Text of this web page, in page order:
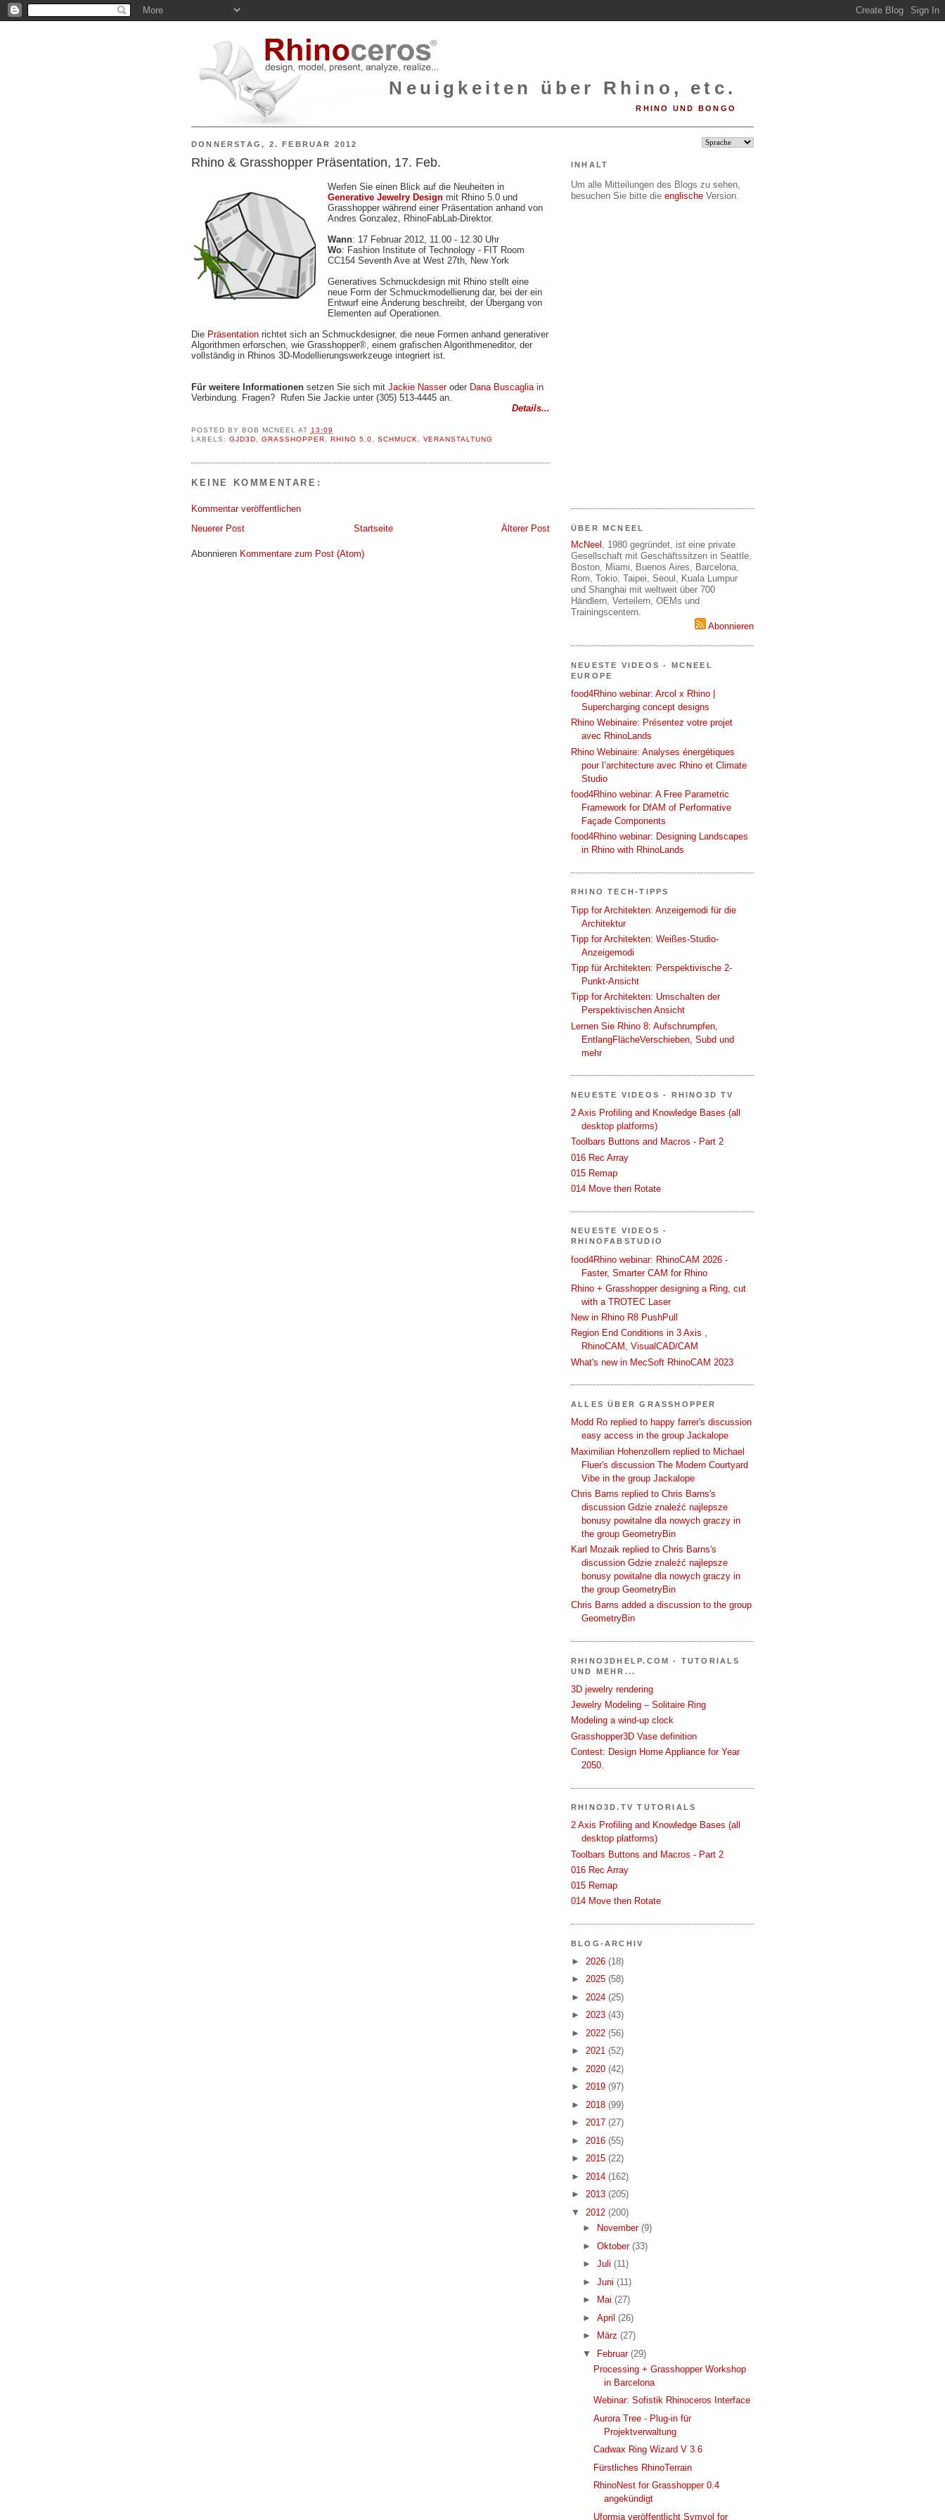
Neuigkeiten über Rhino, etc.
RHINO UND BONGO
DONNERSTAG, 2. FEBRUAR 2012
Rhino & Grasshopper Präsentation, 17. Feb.
Werfen Sie einen Blick auf die Neuheiten in
Generative Jewelry Design mit Rhino 5.0 und
Grasshopper während einer Präsentation anhand von
Andres Gonzalez, RhinoFabLab-Direktor.
Wann: 17 Februar 2012, 11.00 - 12.30 Uhr
Wo: Fashion Institute of Technology - FIT Room
CC154 Seventh Ave at West 27th, New York
Generatives Schmuckdesign mit Rhino stellt eine
neue Form der Schmuckmodellierung dar, bei der ein
Entwurf eine Änderung beschreibt, der Übergang von
Elementen auf Operationen.
Die Präsentation richtet sich an Schmuckdesigner, die neue Formen anhand generativer
Algorithmen erforschen, wie Grasshopper®, einem grafischen Algorithmeneditor, der
vollständig in Rhinos 3D-Modellierungswerkzeuge integriert ist.
Für weitere Informationen setzen Sie sich mit Jackie Nasseroder Dana Buscaglia in
Verbindung. Fragen? Rufen Sie Jackie unter (305) 513-4445 an.
Details...
POSTED BY BOB MCNEEL AT 13:09
LABELS: GJD3D GRASSHOPPER RHINO 5.0 SCHMUCK VERANSTALTUNG
KEINE KOMMENTARE:
Kommentar veröffentlichen
Neuerer Post
Älterer Post
Startseite
Abonnieren Kommentare zum Post (Atom)
INHALT
Um alle Mitteilungen des Blogs zu sehen,
besuchen Sie bitte die englische Version.
ÜBER MCNEEL
McNeel
, 1980 gegründet, ist eine private
Gesellschaft mit Geschäftssitzen in Seattle,
Boston, Miami, Buenos Aires, Barcelona,
Rom, Tokio, Taipei, Seoul, Kuala Lumpur
und Shanghai mit weltweit über 700
Händlern, Verteilern, OEMs und
Trainingscentern.
Abonnieren
NEUESTE VIDEOS - MCNEEL
EUROPE
food4Rhino webinar: Arcol x Rhino |
Supercharging concept designs
Rhino Webinaire: Présentez votre projet
avec RhinoLands
Rhino Webinaire: Analyses énergétiques
pour l’architecture avec Rhino et Climate
Studio
food4Rhino webinar: A Free Parametric
Framework for DfAM of Performative
Façade Components
food4Rhino webinar: Designing Landscapes
in Rhino with RhinoLands
RHINO TECH-TIPPS
Tipp for Architekten: Anzeigemodi für die
Architektur
Tipp for Architekten: Weißes-Studio-
Anzeigemodi
Tipp für Architekten: Perspektivische 2-
Punkt-Ansicht
Tipp for Architekten: Umschalten der
Perspektivischen Ansicht
Lernen Sie Rhino 8: Aufschrumpfen,
EntlangFlächeVerschieben, Subd und
mehr
NEUESTE VIDEOS - RHINO3D TV
2 Axis Profiling and Knowledge Bases (all
desktop platforms)
Toolbars Buttons and Macros - Part 2
016 Rec Array
015 Remap
014 Move then Rotate
NEUESTE VIDEOS -
RHINOFABSTUDIO
food4Rhino webinar: RhinoCAM 2026 -
Faster, Smarter CAM for Rhino
Rhino + Grasshopper designing a Ring, cut
with a TROTEC Laser
New in Rhino R8 PushPull
Region End Conditions in 3 Axis ,
RhinoCAM, VisualCAD/CAM
What's new in MecSoft RhinoCAM 2023
ALLES ÜBER GRASSHOPPER
Modd Ro replied to happy farrer's discussion
easy access in the group Jackalope
Maximilian Hohenzollern replied to Michael
Fluer's discussion The Modern Courtyard
Vibe in the group Jackalope
Chris Barns replied to Chris Barns's
discussion Gdzie znaleźć najlepsze
bonusy powitalne dla nowych graczy in
the group GeometryBin
Karl Mozaik replied to Chris Barns's
discussion Gdzie znaleźć najlepsze
bonusy powitalne dla nowych graczy in
the group GeometryBin
Chris Barns added a discussion to the group
GeometryBin
RHINO3DHELP.COM - TUTORIALS
UND MEHR...
3D jewelry rendering
Jewelry Modeling – Solitaire Ring
Modeling a wind-up clock
Grasshopper3D Vase definition
Contest: Design Home Appliance for Year
2050.
RHINO3D.TV TUTORIALS
2 Axis Profiling and Knowledge Bases (all
desktop platforms)
Toolbars Buttons and Macros - Part 2
016 Rec Array
015 Remap
014 Move then Rotate
BLOG-ARCHIV
► 2026 (18)
► 2025 (58)
► 2024 (25)
► 2023 (43)
► 2022 (56)
► 2021 (52)
► 2020 (42)
► 2019 (97)
► 2018 (99)
► 2017 (27)
► 2016 (55)
► 2015 (22)
► 2014 (162)
► 2013 (205)
▼ 2012 (200)
►
November (9)
► Oktober (33)
► Juli (11)
► Juni (11)
►
Mai (27)
► April (26)
►
März (27)
▼ Februar (29)
Processing + Grasshopper Workshop
in Barcelona
Webinar: Sofistik Rhinoceros Interface
Aurora Tree - Plug-in für
Projektverwaltung
Cadwax Ring Wizard V 3.6
Fürstliches RhinoTerrain
RhinoNest for Grasshopper 0.4
angekündigt
Uformia veröffentlicht Symvol for